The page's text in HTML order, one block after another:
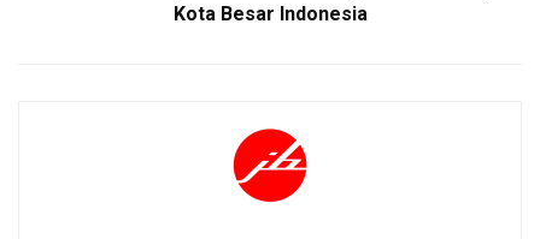
Kota Besar Indonesia